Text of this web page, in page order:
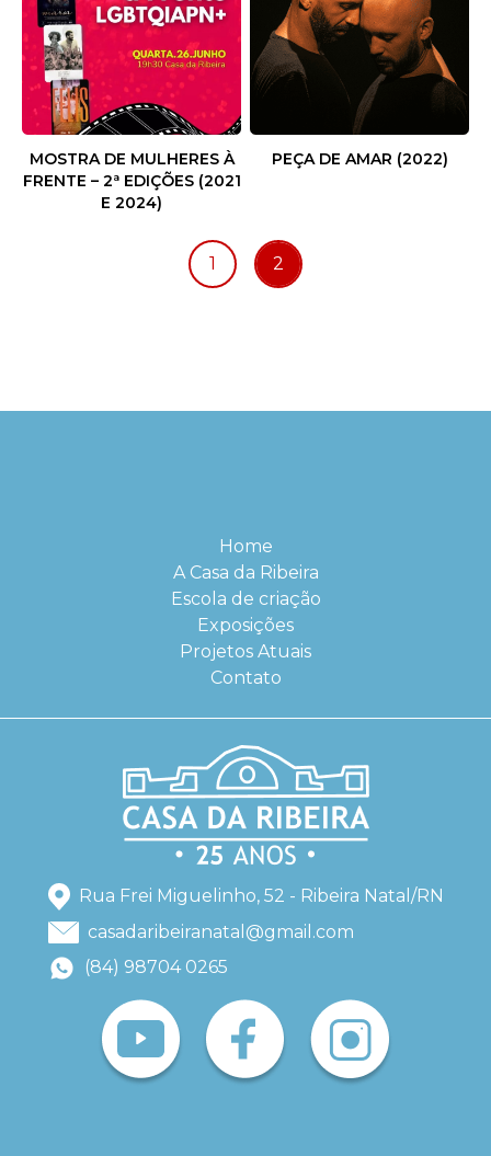
MOSTRA DE MULHERES À
FRENTE – 2ª EDIÇÕES (2021
E 2024)
PEÇA DE AMAR (2022)
1 2
Home
A Casa da Ribeira
Escola de criação
Exposições
Projetos Atuais
Contato
Rua Frei Miguelinho, 52 - Ribeira Natal/RN
casadaribeiranatal@gmail.com
(84) 98704 0265